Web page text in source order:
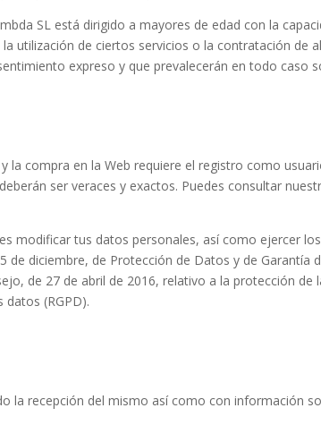
SL está dirigido a mayores de edad con la
utilización de ciertos servicios o la contratación de
expreso y que prevalecerán en todo caso
compra en la Web requiere el registro como
ser veraces y exactos. Puedes consultar
modificar tus datos personales, así como ejercer
diciembre, de Protección de Datos y de Garantía
de 27 de abril de 2016, relativo a la protección de
(RGPD).
la recepción del mismo así como con información